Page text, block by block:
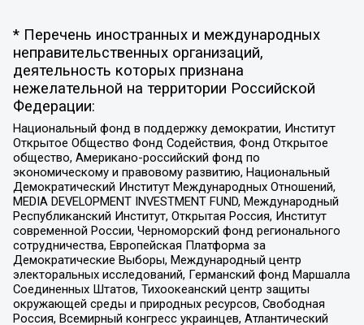
* Перечень иностранных и международных
неправительственных организаций,
деятельность которых признана
нежелательной на территории Российской
Федерации:
Национальный фонд в поддержку демократии, Институт
Открытое Общество Фонд Содействия, Фонд Открытое
общество, Американо-российский фонд по
экономическому и правовому развитию, Национальный
Демократический Институт Международных Отношений,
MEDIA DEVELOPMENT INVESTMENT FUND, Международный
Республиканский Институт, Открытая Россия, Институт
современной России, Черноморский фонд регионального
сотрудничества, Европейская Платформа за
Демократические Выборы, Международный центр
электоральных исследований, Германский фонд Маршалла
Соединенных Штатов, Тихоокеанский центр защиты
окружающей среды и природных ресурсов, Свободная
Россия, Всемирный конгресс украинцев, Атлантический